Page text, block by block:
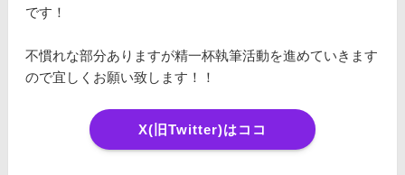
です！
不慣れな部分ありますが精一杯執筆活動を進めていきます
ので宜しくお願い致します！！
X(旧Twitter)はココ